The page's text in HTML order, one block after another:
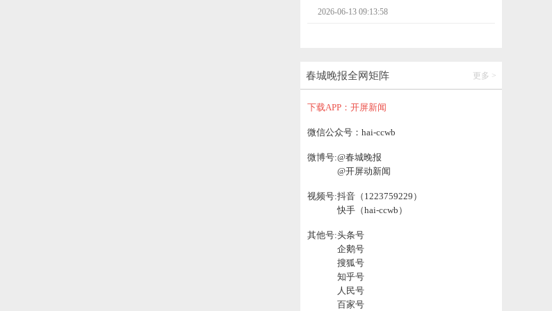
2026-06-13 09:13:58
云南计划招录725名消防员！报名时间→
2026-06-13 09:10:50
国际油价，显著下跌
2026-06-13 11:02:31
曲靖职业技术学院原党委书记吕庆芬（已退
休）接受纪律审查和监察调查
2026-06-13 10:33:05
春城晚报全网矩阵 更多 >
下载APP：开屏新闻
微信公众号：hai-ccwb
微博号:@春城晚报
@开屏动新闻
视频号:抖音（1223759229）
快手（hai-ccwb）
其他号:头条号
企鹅号
搜狐号
知乎号
人民号
百家号